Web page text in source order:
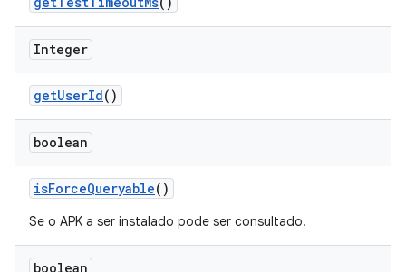
Integer
getUserId()
boolean
isForceQueryable()
Se o APK a ser instalado pode ser consultado.
boolean